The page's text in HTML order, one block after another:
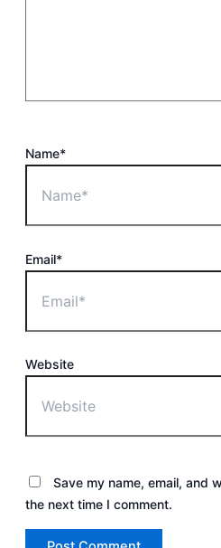
Name*
Email*
Website
Save my name, email, and
the next time I comment.